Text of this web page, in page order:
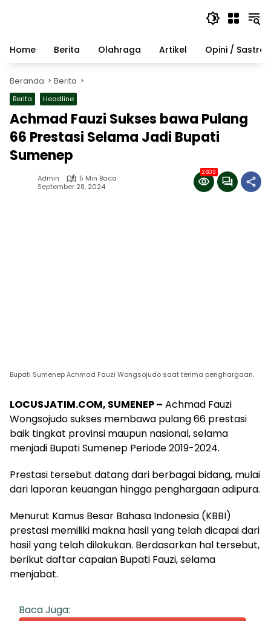
Home
Berita Olahraga Artikel Opini / Sastra
Beranda Berita
Berita Headline
Achmad Fauzi Sukses bawa Pulang
66 Prestasi Selama Jadi Bupati
Sumenep
Admin
5 Min Baca
September 28, 2024
2603
Bupati Sumenep Achmad Fauzi Wongsojudo saat terima penghargaan.
LOCUSJATIM.COM, SUMENEP – Achmad Fauzi
Wongsojudo sukses membawa pulang 66 prestasi
baik tingkat provinsi maupun nasional, selama
menjadi Bupati Sumenep Periode 2019-2024.
Prestasi tersebut datang dari berbagai bidang, mulai
dari laporan keuangan hingga penghargaan adipura.
Menurut Kamus Besar Bahasa Indonesia (KBBI)
prestasi memiliki makna hasil yang telah dicapai dari
hasil yang telah dilakukan. Berdasarkan hal tersebut,
berikut daftar capaian Bupati Fauzi, selama
menjabat.
Baca Juga: